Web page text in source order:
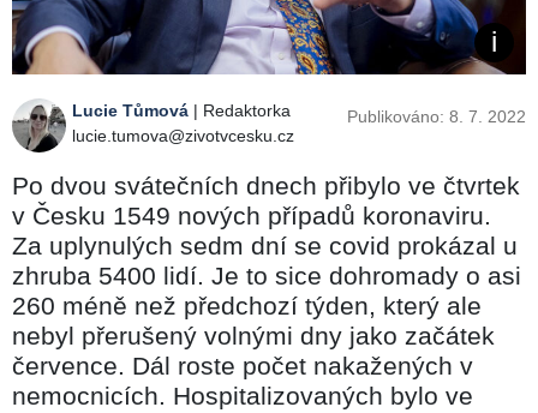
Lucie Tůmová | Redaktorka
lucie.tumova@zivotvcesku.cz
Publikováno: 8. 7. 2022
Po dvou svátečních dnech přibylo ve čtvrtek
v Česku 1549 nových případů koronaviru.
Za uplynulých sedm dní se covid prokázal u
zhruba 5400 lidí. Je to sice dohromady o asi
260 méně než předchozí týden, který ale
nebyl přerušený volnými dny jako začátek
července. Dál roste počet nakažených v
nemocnicích. Hospitalizovaných bylo ve